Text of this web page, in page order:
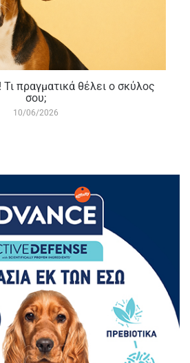
Τι πραγματικά θέλει ο σκύλος
σου;
10/06/2026